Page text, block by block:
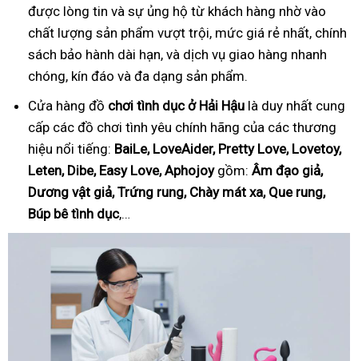
được lòng tin và sự ủng hộ từ khách hàng nhờ vào
chất lượng sản phẩm vượt trội, mức giá rẻ nhất, chính
sách bảo hành dài hạn, và dịch vụ giao hàng nhanh
chóng, kín đáo và đa dạng sản phẩm.
Cửa hàng đồ chơi tình dục ở Hải Hậu là duy nhất cung
cấp các đồ chơi tình yêu chính hãng của các thương
hiệu nổi tiếng: BaiLe, LoveAider, Pretty Love, Lovetoy,
Leten, Dibe, Easy Love, Aphojoygồm: Âm đạo giả,
Dương vật giả, Trứng rung, Chày mát xa, Que rung,
Búp bê tình dục,…